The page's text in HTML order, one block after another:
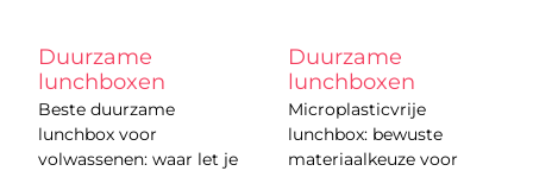
Duurzame
lunchboxen
Beste duurzame
lunchbox voor
volwassenen: waar let je
Duurzame
lunchboxen
Microplasticvrije
lunchbox: bewuste
materiaalkeuze voor